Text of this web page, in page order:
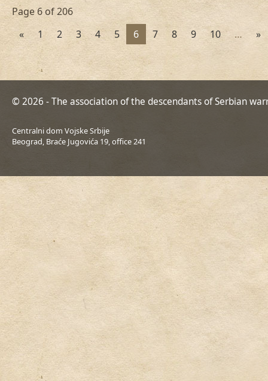
Page 6 of 206
«
1 2 3 4 5 6 7 8 9 10 … »
© 2026 - The association of the descendants of Serbian
Centralni dom Vojske Srbije
Beograd, Braće Jugovića 19, office 241